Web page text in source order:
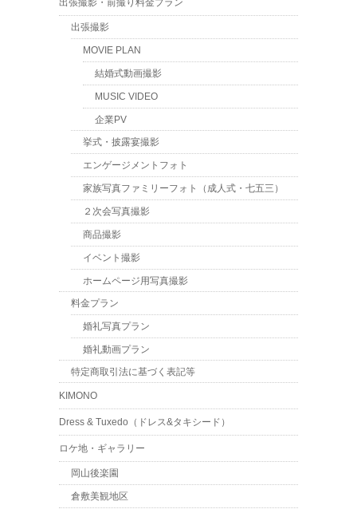
出張撮影・前撮り料金プラン
出張撮影
MOVIE PLAN
結婚式動画撮影
MUSIC VIDEO
企業PV
挙式・披露宴撮影
エンゲージメントフォト
家族写真ファミリーフォト（成人式・七五三）
２次会写真撮影
商品撮影
イベント撮影
ホームページ用写真撮影
料金プラン
婚礼写真プラン
婚礼動画プラン
特定商取引法に基づく表記等
KIMONO
Dress & Tuxedo（ドレス&タキシード）
ロケ地・ギャラリー
岡山後楽園
倉敷美観地区